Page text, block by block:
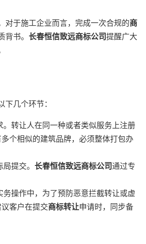
对于施工企业而言，完成一次合规的商
书。 长春恒信致远商标公司提醒广大
下几个环节：
转让人在同一种或者类似服务上注册
个相似的建筑品牌，必须整体打包办
提交。 长春恒信致远商标公司通过专
操作中，为了预防恶意拦截转让或虚
议客户在提交商标转让申请时，同步备